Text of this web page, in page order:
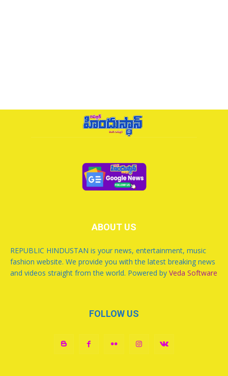
ABOUT US
REPUBLIC HINDUSTAN is your news, entertainment, music
fashion website. We provide you with the latest breaking news
and videos straight from the world. Powered by Veda Software
FOLLOW US